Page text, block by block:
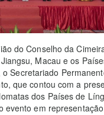
do Conselho da
Macau e os
Secretariado
que contou com a
dos Países de
evento em